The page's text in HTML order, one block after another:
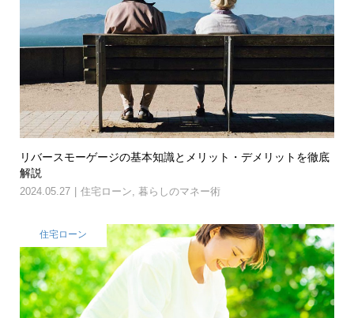
リバースモーゲージの基本知識とメリット・デメリットを徹底
解説
2024.05.27 住宅ローン 暮らしのマネー術
住宅ローン